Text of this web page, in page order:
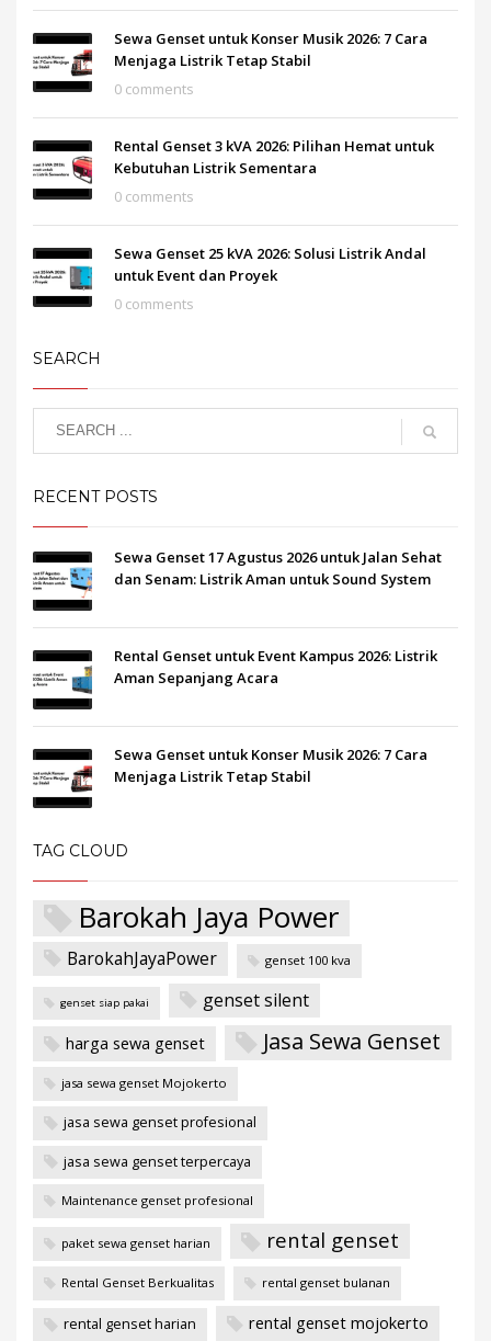
Sewa Genset untuk Konser Musik 2026: 7 Cara
Menjaga Listrik Tetap Stabil
0 comments
Rental Genset 3 kVA 2026: Pilihan Hemat untuk
Kebutuhan Listrik Sementara
0 comments
Sewa Genset 25 kVA 2026: Solusi Listrik Andal
untuk Event dan Proyek
0 comments
SEARCH
RECENT POSTS
Sewa Genset 17 Agustus 2026 untuk Jalan Sehat
dan Senam: Listrik Aman untuk Sound System
Rental Genset untuk Event Kampus 2026: Listrik
Aman Sepanjang Acara
Sewa Genset untuk Konser Musik 2026: 7 Cara
Menjaga Listrik Tetap Stabil
TAG CLOUD
Barokah Jaya Power
BarokahJayaPower genset 100 kva
genset siap pakai genset silent
harga sewa genset Jasa Sewa Genset
jasa sewa genset Mojokerto
jasa sewa genset profesional
jasa sewa genset terpercaya
Maintenance genset profesional
paket sewa genset harian rental genset
Rental Genset Berkualitas rental genset bulanan
rental genset harian rental genset mojokerto